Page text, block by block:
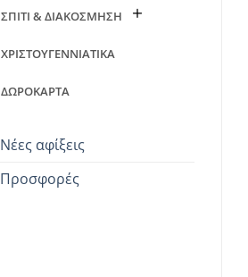
ΣΠΙΤΙ & ΔΙΑΚΟΣΜΗΣΗ
ΧΡΙΣΤΟΥΓΕΝΝΙΑΤΙΚΑ
ΔΩΡΟΚΑΡΤΑ
Νέες αφίξεις
Προσφορές